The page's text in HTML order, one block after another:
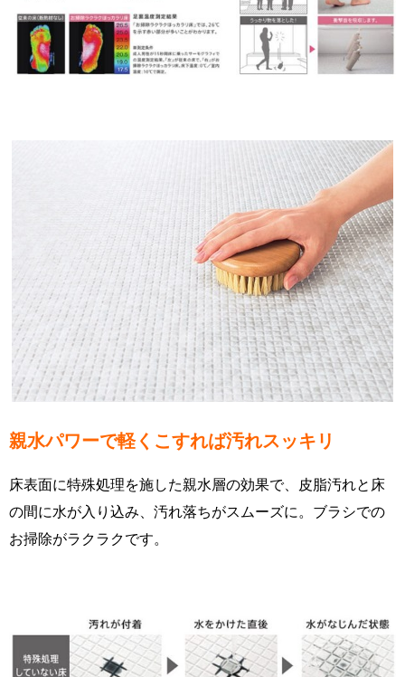
親水パワーで軽くこすれば汚れスッキリ
床表面に特殊処理を施した親水層の効果で、皮脂汚れと床
の間に水が入り込み、汚れ落ちがスムーズに。ブラシでの
お掃除がラクラクです。